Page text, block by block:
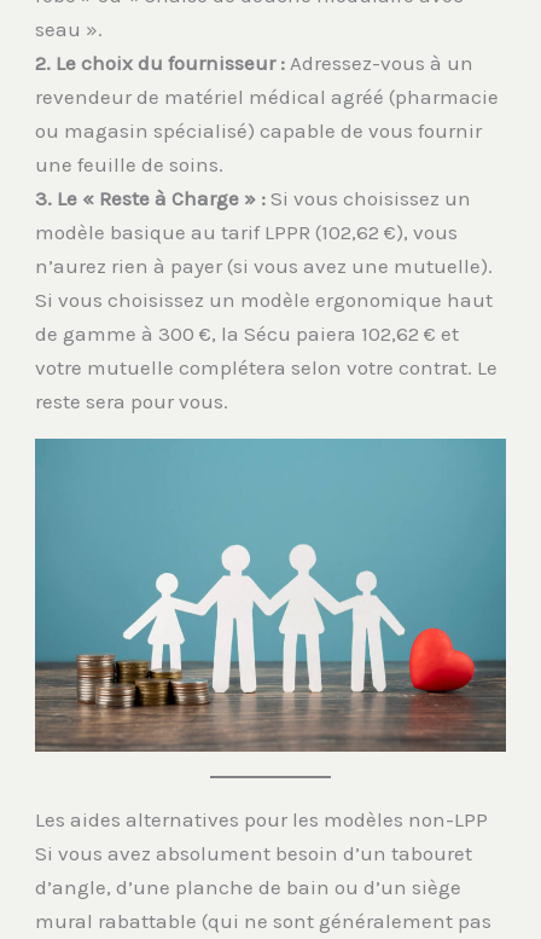
seau ».
2. Le choix du fournisseur : Adressez-vous à un
revendeur de matériel médical agréé (pharmacie
ou magasin spécialisé) capable de vous fournir
une feuille de soins.
3. Le « Reste à Charge » : Si vous choisissez un
modèle basique au tarif LPPR (102,62 €), vous
n’aurez rien à payer (si vous avez une mutuelle).
Si vous choisissez un modèle ergonomique haut
de gamme à 300 €, la Sécu paiera 102,62 € et
votre mutuelle complétera selon votre contrat. Le
reste sera pour vous.
Les aides alternatives pour les modèles non-LPP
Si vous avez absolument besoin d’un tabouret
d’angle, d’une planche de bain ou d’un siège
mural rabattable (qui ne sont généralement pas